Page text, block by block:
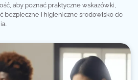
aby poznać praktyczne wskazówki,
bezpieczne i higieniczne środowisko do